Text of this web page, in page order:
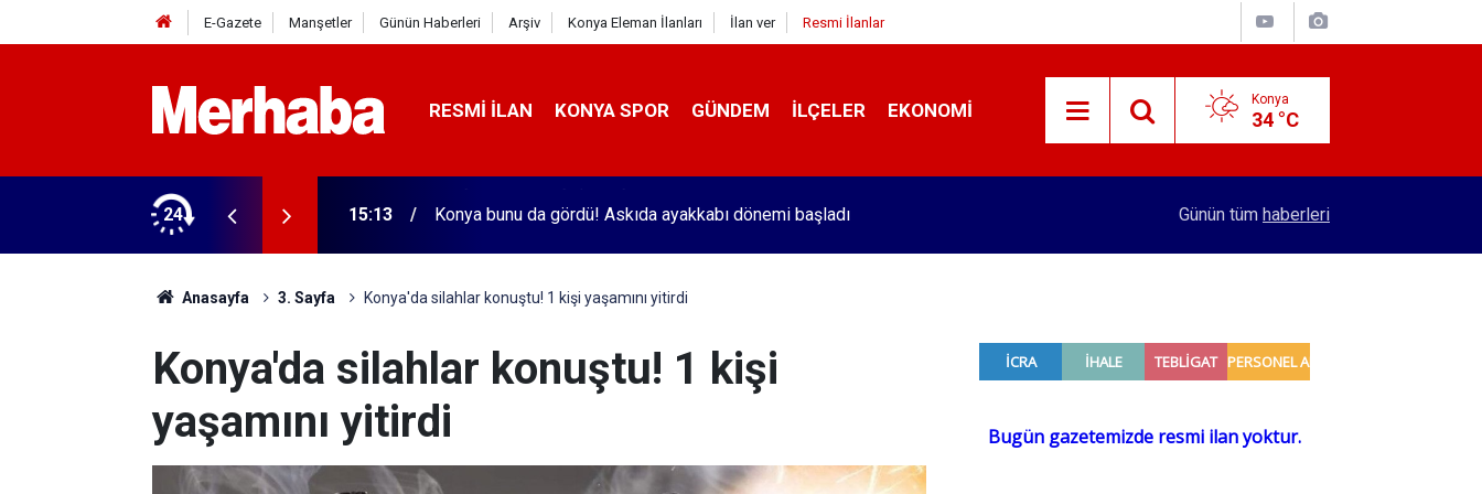
E-Gazete Manşetler Günün Haberleri Arşiv Konya Eleman İlanları İlan ver Resmi İlanlar
RESMI İLAN KONYA SPOR GÜNDEM İLÇELER EKONOMI Konya
34 °C
24 15:13 Konya bunu da gördü! Askıda ayakkabı dönemi başladı Patates fiyatını düşürecek sevkiyat! 2 bin TIR
Günün tüm haberleri
Anasayfa 3. Sayfa Konya'da silahlar konuştu! 1 kişi yaşamını yitirdi
Konya'da silahlar konuştu! 1 kişi
yaşamını yitirdi